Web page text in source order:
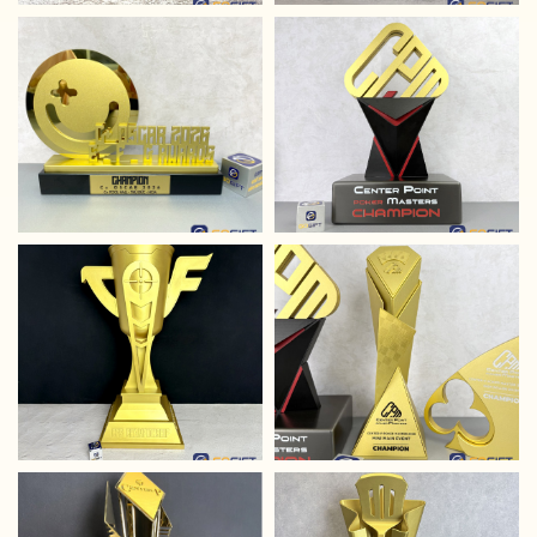
hiến phát triển doanh...
XEM THÊM
AEON MALL ROLE
PLAY CONTEST
2024
Cúp thiết kế độc đáo
dành riêng cho cuộc thi
nhập vai - hoá trang Role
Play Contest 2024 của
Aeon Mall
XEM THÊM
CÚP THIẾT KẾ
ARAKAN FUTSAL
CUP
Với chất liệu kim loại được
phủ một lớp mạ bạc bóng
loáng kết hợp với đế kim
loại đen bóng sang trọng
đã tạo nên một sản phẩm
vô...
XEM THÊM
CÚP THIẾT KẾ C+
OSCAR 2026
Cúp thiết kế C+ Oscar
2026
XEM THÊM
CÚP THIẾT KẾ
CENTER POKER
MASTER 2026
Chiếc cúp vinh danh đặc
biệt nhất dành tặng người
chơi top 1 sự kiện poker
của Center Poker 2026
XEM THÊM
CÚP THIẾT KẾ CFS
CHAMPIONSHIP
CÚP THIẾT KẾ CPM
MINI MAIN EVENT